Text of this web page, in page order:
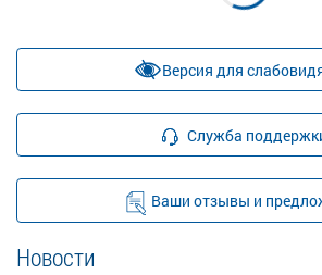
Версия для
Служба
Ваши отзывы и
Новости